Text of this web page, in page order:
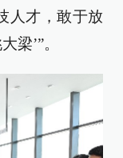
人才，敢于放
梁’”。